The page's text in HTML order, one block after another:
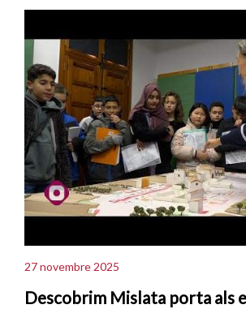
27 novembre 2025
Descobrim Mislata porta als